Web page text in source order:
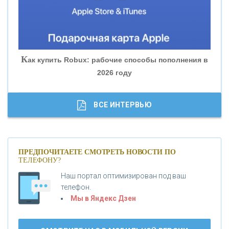
«БАНК ГЛОБЭКС»
«СОВКОМБАНК»
«ГАЗПРОМБАНК»
«МОСКОВСКИЙ КРЕДИТНЫЙ БАНК»
«БАНК ВОЗРОЖДЕНИЕ»
Как купить Robux: рабочие способы пополнения в
2026 году
Банки.ру обновил логотип впервые за 19 лет -
ВСЕ ИНТЕРВЬЮ
ПРЕДПОЧИТАЕТЕ СМОТРЕТЬ НОВОСТИ ПО
ТЕЛЕФОНУ?
Наш портал оптимизирован под ваш
телефон.
Мы в Яндекс Дзен